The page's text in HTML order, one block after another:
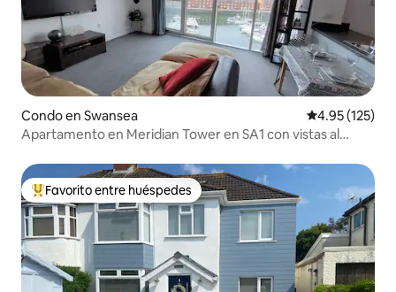
Condo en Swansea Calificación
4.95 (125)
Apartamento en Meridian Tower en SA1 con vistas al
Favorito entre huéspedes preferido
Favorito entre huéspedes